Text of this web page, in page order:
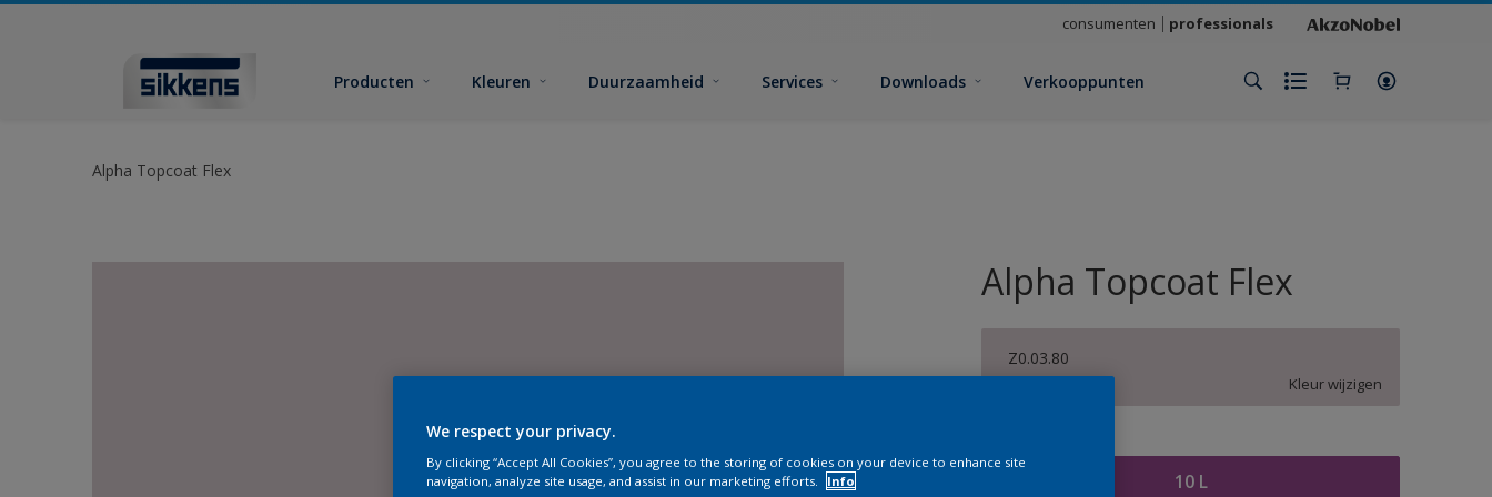
consumenten professionals
Producten Kleuren Duurzaamheid Services Downloads Verkooppunten
Alpha Topcoat Flex
Alpha Topcoat Flex
Z0.03.80
Kleur wijzigen
10 L
We respect your privacy.
By clicking “Accept All Cookies”, you agree to the storing of cookies on your device to enhance site
navigation, analyze site usage, and assist in our marketing efforts.
Info